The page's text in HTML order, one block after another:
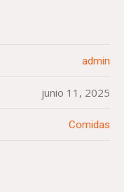
admin
junio 11, 2025
Comidas